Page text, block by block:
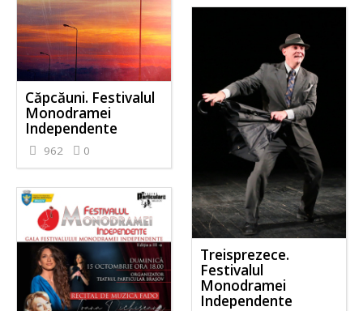
Căpcăuni. Festivalul
Monodramei
Independente
962 0
Treisprezece.
Festivalul
Monodramei
Independente